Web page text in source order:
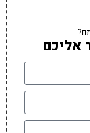
אליכם